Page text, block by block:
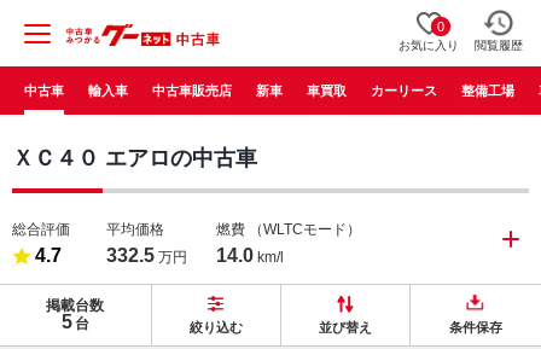
0
お気に入り 閲覧履歴
中古車 輸入車 中古車販売店 新車 車買取 カーリース 整備工場
ＸＣ４０ エアロの中古車
総合評価
4.7
平均価格
332.5 万円
燃費 （WLTCモード）
14.0 km/l
掲載台数
5 台 絞り込む 並び替え 条件保存